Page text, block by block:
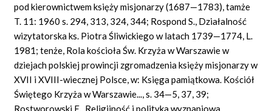
pod kierownictwem księży misjonarzy (1687—1783), tamże
T. 11: 1960 s. 294, 313, 324, 344; Rospond S., Działalność
wizytatorska ks. Piotra Śliwickiego w latach 1739—1774, L.
1981; tenże, Rola kościoła Św. Krzyża w Warszawie w
dziejach polskiej prowincji zgromadzenia księży misjonarzy w
XVII i XVIII-wiecznej Polsce, w: Księga pamiątkowa. Kościół
Świętego Krzyża w Warszawie..., s. 34—5, 37, 39;
Rostworowski E., Religijność i polityka wyznaniowa